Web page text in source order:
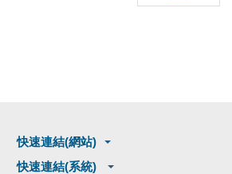
快速連結(網站)
快速連結(系統)